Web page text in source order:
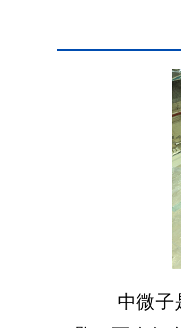
中微子是